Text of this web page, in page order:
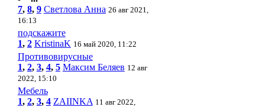
7, 8, 9 Светлова Анна 26 авг 2021,
16:13
подскажите
1, 2 KristinaK 16 май 2020, 11:22
Противовирусные
1, 2, 3, 4, 5 Максим Беляев 12 авг
2022, 15:10
Мебель
1, 2, 3, 4 ZAIINKA 11 авг 2022,